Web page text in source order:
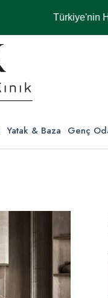
Türkiye'nin Her Yerine
Yatak & Baza Genç